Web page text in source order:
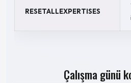
RESETALLEXPERTISES
Çalışma günü